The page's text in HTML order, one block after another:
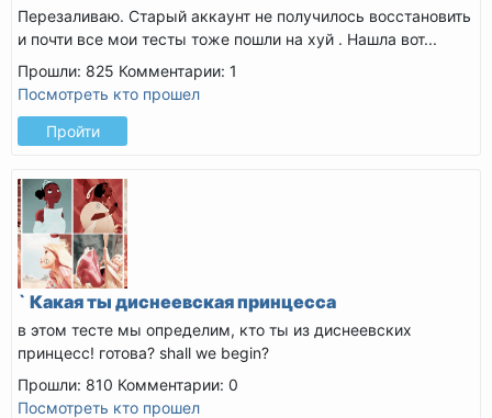
Перезаливаю. Старый аккаунт не получилось восстановить
и почти все мои тесты тоже пошли на хуй . Нашла вот...
Прошли: 825 Комментарии: 1
Посмотреть кто прошел
Пройти
` Какая ты диснеевская принцесса
в этом тесте мы определим, кто ты из диснеевских
принцесс! готова? shall we begin?
Прошли: 810 Комментарии: 0
Посмотреть кто прошел